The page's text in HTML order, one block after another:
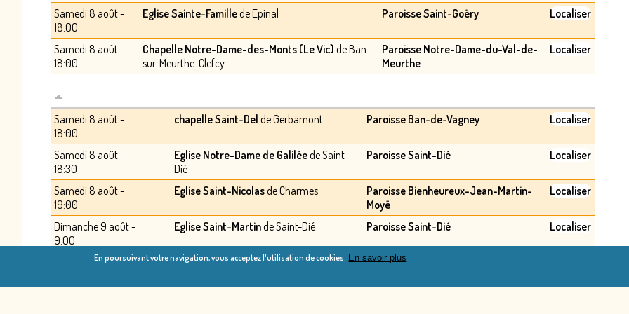
Samedi 8 août -
18:00
Eglise Sainte-Famillede Epinal Paroisse Saint-Goëry Localiser
Samedi 8 août -
18:00
Chapelle Notre-Dame-des-Monts (Le Vic) de Ban-
sur-Meurthe-Clefcy
Paroisse Notre-Dame-du-Val-de-
Meurthe
Localiser
Samedi 8 août -
18:00
chapelle Saint-Del de Gerbamont Paroisse Ban-de-Vagney Localiser
Samedi 8 août -
18:30
Eglise Notre-Dame de Galiléede Saint-
Dié
Paroisse Saint-Dié Localiser
Samedi 8 août -
19:00
Eglise Saint-Nicolasde Charmes
Paroisse Bienheureux-Jean-Martin-
Moyë
Localiser
Dimanche 9 août -
9:00
Eglise Saint-Martinde Saint-Dié Paroisse Saint-Dié Localiser
Dimanche 9 août -
Eglise Saint-Lambertde Vagney Paroisse Ban-de-Vagney
En poursuivant votre navigation, vous acceptez l'utilisation de cookies. En savoir plus